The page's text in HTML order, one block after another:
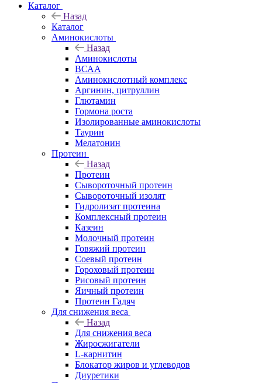
Каталог
Назад
Каталог
Аминокислоты
Назад
Аминокислоты
ВСАА
Аминокислотный комплекс
Аргинин, цитруллин
Глютамин
Гормона роста
Изолированные аминокислоты
Таурин
Мелатонин
Протеин
Назад
Протеин
Сывороточный протеин
Сывороточный изолят
Гидролизат протеина
Комплексный протеин
Казеин
Молочный протеин
Говяжий протеин
Соевый протеин
Гороховый протеин
Рисовый протеин
Яичный протеин
Протеин Гадяч
Для снижения веса
Назад
Для снижения веса
Жиросжигатели
L-карнитин
Блокатор жиров и углеводов
Диуретики